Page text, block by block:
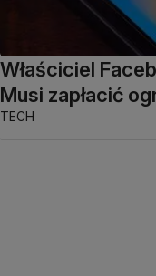
Właściciel
Musi zapłacić
TECH